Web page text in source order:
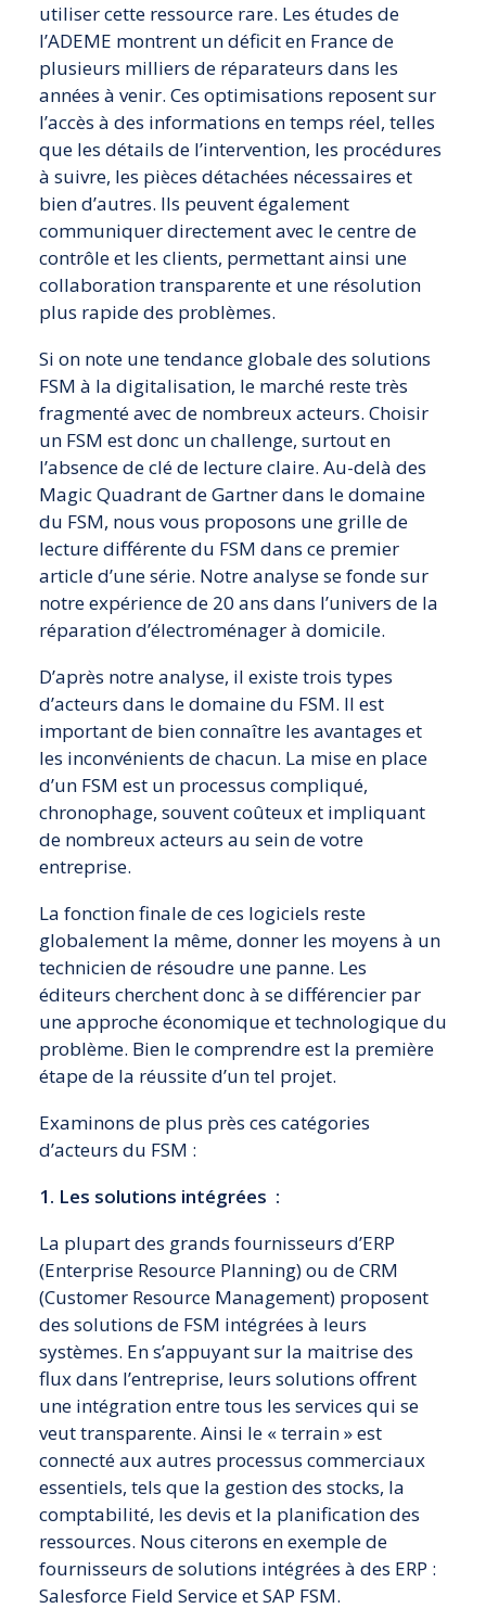
utiliser cette ressource rare. Les études de
l’ADEME montrent un déficit en France de
plusieurs milliers de réparateurs dans les
années à venir. Ces optimisations reposent sur
l’accès à des informations en temps réel, telles
que les détails de l’intervention, les procédures
à suivre, les pièces détachées nécessaires et
bien d’autres. Ils peuvent également
communiquer directement avec le centre de
contrôle et les clients, permettant ainsi une
collaboration transparente et une résolution
plus rapide des problèmes.
Si on note une tendance globale des solutions
FSM à la digitalisation, le marché reste très
fragmenté avec de nombreux acteurs. Choisir
un FSM est donc un challenge, surtout en
l’absence de clé de lecture claire. Au-delà des
Magic Quadrant de Gartner dans le domaine
du FSM, nous vous proposons une grille de
lecture différente du FSM dans ce premier
article d’une série. Notre analyse se fonde sur
notre expérience de 20 ans dans l’univers de la
réparation d’électroménager à domicile.
D’après notre analyse, il existe trois types
d’acteurs dans le domaine du FSM. Il est
important de bien connaître les avantages et
les inconvénients de chacun. La mise en place
d’un FSM est un processus compliqué,
chronophage, souvent coûteux et impliquant
de nombreux acteurs au sein de votre
entreprise.
La fonction finale de ces logiciels reste
globalement la même, donner les moyens à un
technicien de résoudre une panne. Les
éditeurs cherchent donc à se différencier par
une approche économique et technologique du
problème. Bien le comprendre est la première
étape de la réussite d’un tel projet.
Examinons de plus près ces catégories
d’acteurs du FSM :
1. Les solutions intégrées :
La plupart des grands fournisseurs d’ERP
(Enterprise Resource Planning) ou de CRM
(Customer Resource Management) proposent
des solutions de FSM intégrées à leurs
systèmes. En s’appuyant sur la maitrise des
flux dans l’entreprise, leurs solutions offrent
une intégration entre tous les services qui se
veut transparente. Ainsi le « terrain » est
connecté aux autres processus commerciaux
essentiels, tels que la gestion des stocks, la
comptabilité, les devis et la planification des
ressources. Nous citerons en exemple de
fournisseurs de solutions intégrées à des ERP :
Salesforce Field Service et SAP FSM.